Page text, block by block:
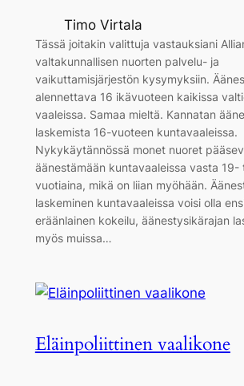
Timo Virtala
Tässä joitakin valittuja vastauksiani
valtakunnallisen nuorten palvelu- ja
vaikuttamisjärjestön kysymyksiin.
alennettava 16 ikävuoteen kaikissa
vaaleissa. Samaa mieltä. Kannatan
laskemista 16-vuoteen kuntavaaleissa.
Nykykäytännössä monet nuoret
äänestämään kuntavaaleissa vasta 19-
vuotiaina, mikä on liian myöhään.
laskeminen kuntavaaleissa voisi olla
eräänlainen kokeilu, äänestysikärajan
myös muissa…
Eläinpoliittinen vaalikone